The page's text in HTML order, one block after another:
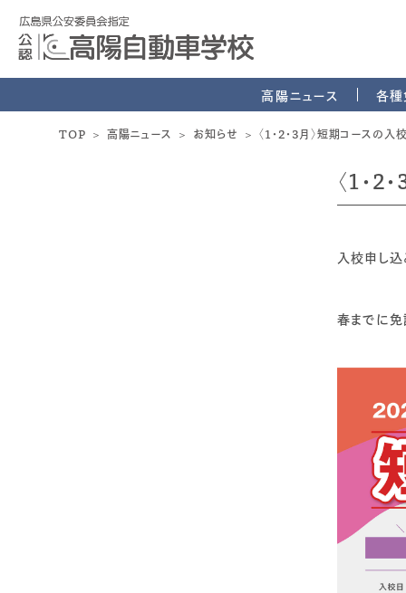
高陽ニュース 各種
TOP 高陽ニュース お知らせ 〈1・2・3月〉短期コースの
〈1・2
入校申し
春までに